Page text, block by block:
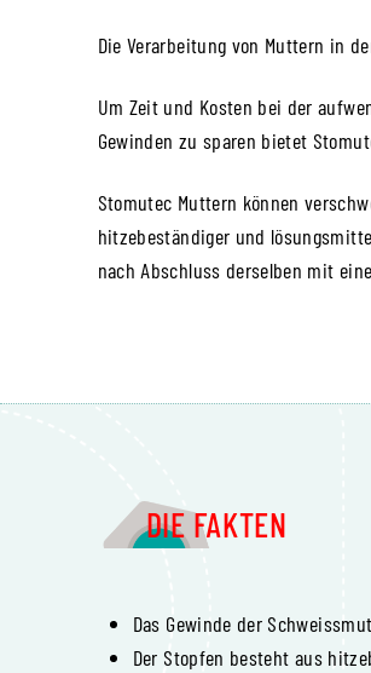
Die Verarbeitung von Muttern in
Um Zeit und Kosten bei der
Gewinden zu sparen bietet
Stomutec Muttern können
hitzebeständiger und
nach Abschluss derselben mit
DIE FAKTEN
Das Gewinde der
Der Stopfen besteht aus